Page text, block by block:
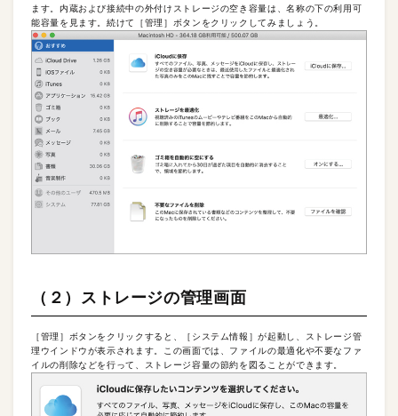
ます。内蔵および接続中の外付けストレージの空き容量は、名称の下の利用可
能容量を見ます。続けて［管理］ボタンをクリックしてみましょう。
（２）ストレージの管理画面
［管理］ボタンをクリックすると、［システム情報］が起動し、ストレージ管
理ウインドウが表示されます。この画面では、ファイルの最適化や不要なファ
イルの削除などを行って、ストレージ容量の節約を図ることができます。